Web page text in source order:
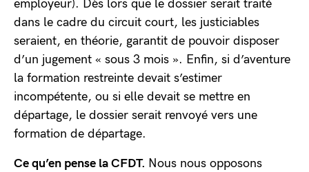
employeur). Dès lors que le dossier serait traité
dans le cadre du circuit court, les justiciables
seraient, en théorie, garantit de pouvoir disposer
d’un jugement « sous 3 mois ». Enfin, si d’aventure
la formation restreinte devait s’estimer
incompétente, ou si elle devait se mettre en
départage, le dossier serait renvoyé vers une
formation de départage.
Ce qu’en pense la CFDT. Nous nous opposons